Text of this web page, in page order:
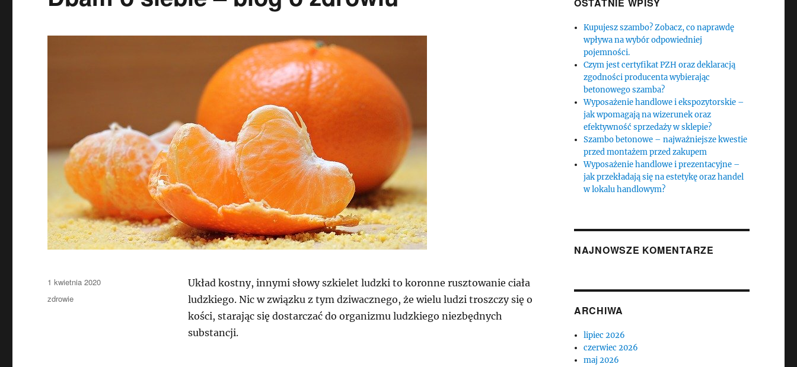
Układ kostny, innymi słowy szkielet ludzki to koronne rusztowanie ciała
ludzkiego. Nic w związku z tym dziwacznego, że wielu ludzi troszczy się o
kości, starając się dostarczać do organizmu ludzkiego niezbędnych
substancji.
Data
publikacji
1 kwietnia 2020
Kategorie
zdrowie
Kupujesz szambo? Zobacz, co naprawdę
wpływa na wybór odpowiedniej
pojemności.
Czym jest certyfikat PZH oraz deklaracją
zgodności producenta wybierając
betonowego szamba?
Wyposażenie handlowe i ekspozytorskie –
jak wpomagają na wizerunek oraz
efektywność sprzedaży w sklepie?
Szambo betonowe – najważniejsze kwestie
przed montażem przed zakupem
Wyposażenie handlowe i prezentacyjne –
jak przekładają się na estetykę oraz handel
w lokalu handlowym?
NAJNOWSZE KOMENTARZE
ARCHIWA
lipiec 2026
czerwiec 2026
maj 2026